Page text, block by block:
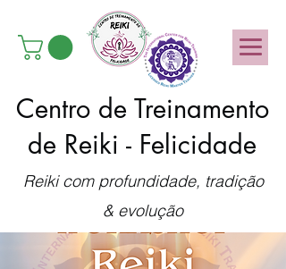
Centro de Treinamento
de Reiki - Felicidade
Reiki com profundidade, tradição
& evolução